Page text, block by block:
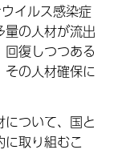
イルス感染症
の人材が流出
復しつつある
の人材確保に
ついて、国と
取り組むこ